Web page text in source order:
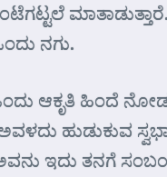
ನಗು.
ಆಕೃತಿ ಹಿಂದೆ
ಅವಳದು ಹುಡುಕುವ
ಇದು ತನಗೆ